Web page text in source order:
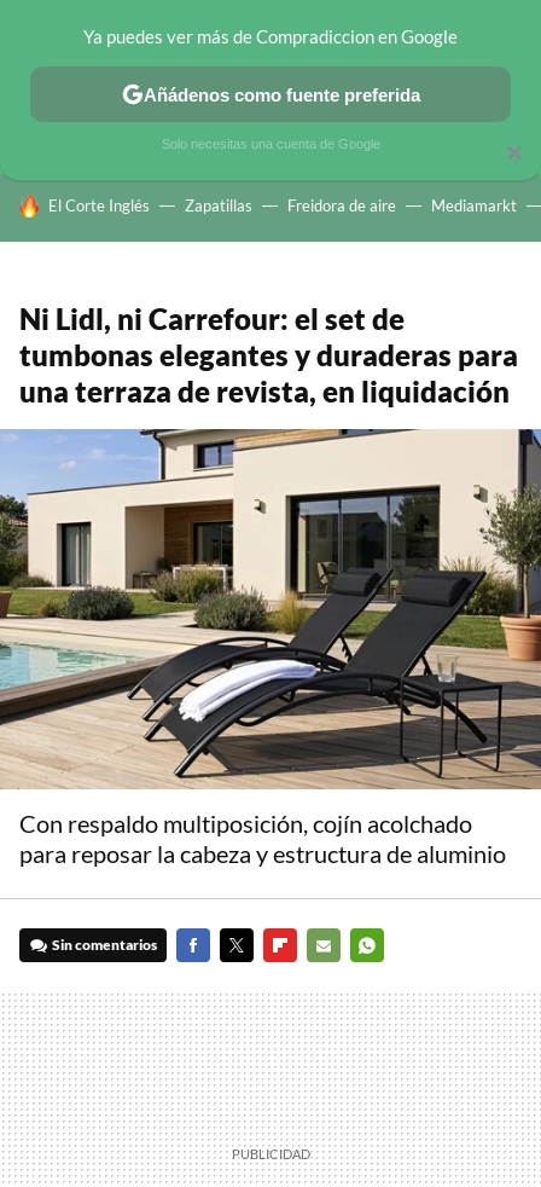
CHOLLOS TELEGRAM OFERTAS EN MÓVILES OFERTAS EN
HOY SE HABLA DE
El Corte Inglés Zapatillas Freidora de aire Mediamarkt
Ni Lidl, ni Carrefour: el set de
tumbonas elegantes y duraderas para
una terraza de revista, en liquidación
Con respaldo multiposición, cojín acolchado
para reposar la cabeza y estructura de aluminio
Sin comentarios
MAIL
×
Ya puedes ver más de Compradiccion en Google
Añádenos como fuente preferida
Solo necesitas una cuenta de Google